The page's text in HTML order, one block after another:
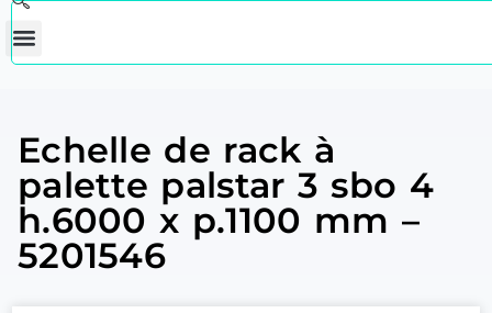
Echelle de rack à
palette palstar 3 sbo 4
h.6000 x p.1100 mm –
5201546